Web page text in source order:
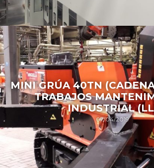
MINI GRÚA 40TN
TRABAJOS
INDUSTRIAL
07/04/2019